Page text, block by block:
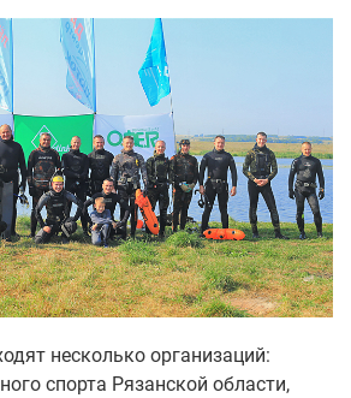
несколько организаций:
спорта Рязанской области,